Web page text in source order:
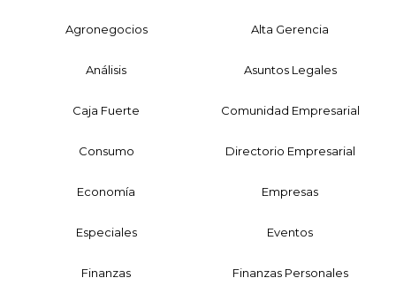
Agronegocios Alta Gerencia
Análisis Asuntos Legales
Caja Fuerte Comunidad Empresarial
Consumo Directorio Empresarial
Economía Empresas
Especiales Eventos
Finanzas Finanzas Personales